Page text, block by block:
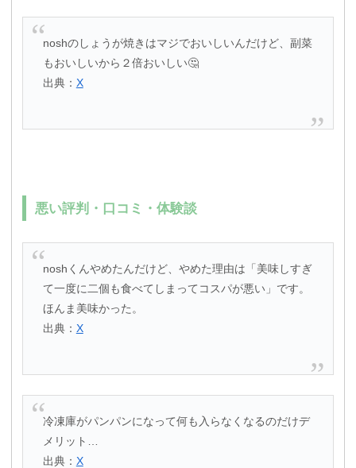
noshのしょうが焼きはマジでおいしいんだけど、副菜
もおいしいから２倍おいしい🤔
出典： X
悪い評判・口コミ・体験談
noshくんやめたんだけど、やめた理由は「美味しすぎ
て一度に二個も食べてしまってコスパが悪い」です。
ほんま美味かった。
出典： X
冷凍庫がパンパンになって何も入らなくなるのだけデ
メリット…
出典： X